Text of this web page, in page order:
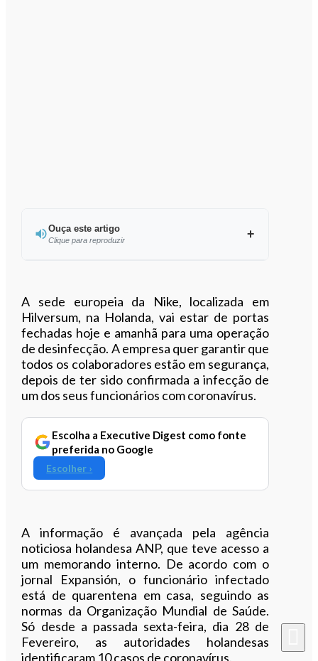
Ouça este artigo
Clique para reproduzir
A sede europeia da Nike, localizada em
Hilversum, na Holanda, vai estar de portas
fechadas hoje e amanhã para uma operação
de desinfecção. A empresa quer garantir que
todos os colaboradores estão em segurança,
depois de ter sido confirmada a infecção de
um dos seus funcionários com coronavírus.
Escolha a Executive Digest como fonte
preferida no Google
Escolher ›
A informação é avançada pela agência
noticiosa holandesa ANP, que teve acesso a
um memorando interno. De acordo com o
jornal Expansión, o funcionário infectado
está de quarentena em casa, seguindo as
normas da Organização Mundial de Saúde.
Só desde a passada sexta-feira, dia 28 de
Fevereiro, as autoridades holandesas
identificaram 10 casos de coronavírus.